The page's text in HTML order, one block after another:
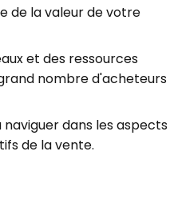
de la valeur de votre
et des ressources
nombre d'acheteurs
dans les aspects
de la vente.